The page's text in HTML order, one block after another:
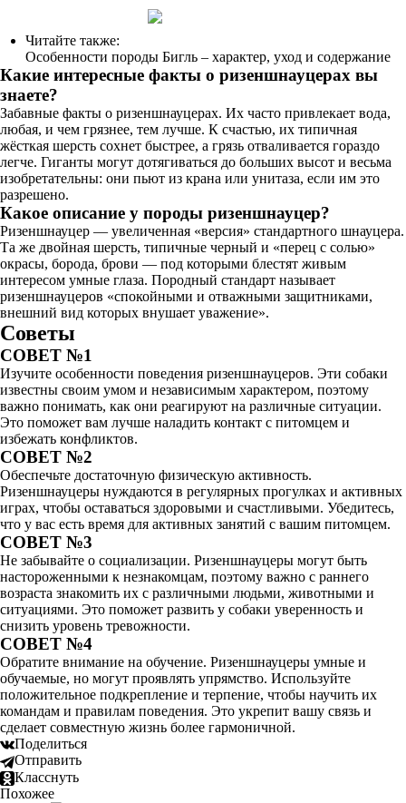
Читайте также:
Особенности породы Бигль – характер, уход и содержание
Какие интересные факты о ризеншнауцерах вы
знаете?
Забавные факты о ризеншнауцерах. Их часто привлекает вода,
любая, и чем грязнее, тем лучше. К счастью, их типичная
жёсткая шерсть сохнет быстрее, а грязь отваливается гораздо
легче. Гиганты могут дотягиваться до больших высот и весьма
изобретательны: они пьют из крана или унитаза, если им это
разрешено.
Какое описание у породы ризеншнауцер?
Ризеншнауцер — увеличенная «версия» стандартного шнауцера.
Та же двойная шерсть, типичные черный и «перец с солью»
окрасы, борода, брови — под которыми блестят живым
интересом умные глаза. Породный стандарт называет
ризеншнауцеров «спокойными и отважными защитниками,
внешний вид которых внушает уважение».
Советы
СОВЕТ №1
Изучите особенности поведения ризеншнауцеров. Эти собаки
известны своим умом и независимым характером, поэтому
важно понимать, как они реагируют на различные ситуации.
Это поможет вам лучше наладить контакт с питомцем и
избежать конфликтов.
СОВЕТ №2
Обеспечьте достаточную физическую активность.
Ризеншнауцеры нуждаются в регулярных прогулках и активных
играх, чтобы оставаться здоровыми и счастливыми. Убедитесь,
что у вас есть время для активных занятий с вашим питомцем.
СОВЕТ №3
Не забывайте о социализации. Ризеншнауцеры могут быть
настороженными к незнакомцам, поэтому важно с раннего
возраста знакомить их с различными людьми, животными и
ситуациями. Это поможет развить у собаки уверенность и
снизить уровень тревожности.
СОВЕТ №4
Обратите внимание на обучение. Ризеншнауцеры умные и
обучаемые, но могут проявлять упрямство. Используйте
положительное подкрепление и терпение, чтобы научить их
командам и правилам поведения. Это укрепит вашу связь и
сделает совместную жизнь более гармоничной.
Поделиться
Отправить
Класснуть
Похожее